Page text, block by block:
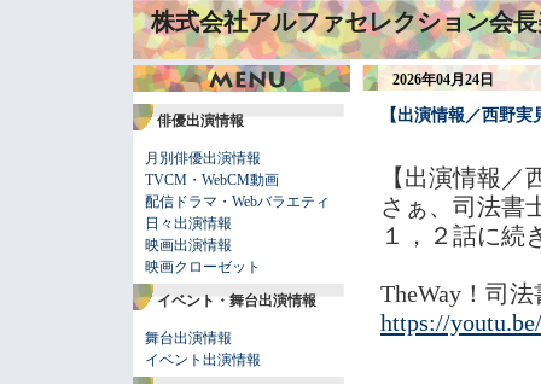
株式会社アルファセレクション会
俳優出演情報
月別俳優出演情報
TVCM・WebCM動画
配信ドラマ・Webバラエティ
日々出演情報
映画出演情報
映画クローゼット
イベント・舞台出演情報
舞台出演情報
イベント出演情報
2026年04月24日
【出演情報／西野
【出演情報／
さぁ、司法書
１，２話に続
TheWay！司
https://